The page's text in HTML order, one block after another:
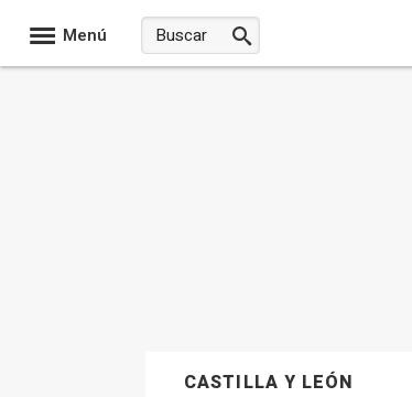
Menú
CASTILLA Y LEÓN